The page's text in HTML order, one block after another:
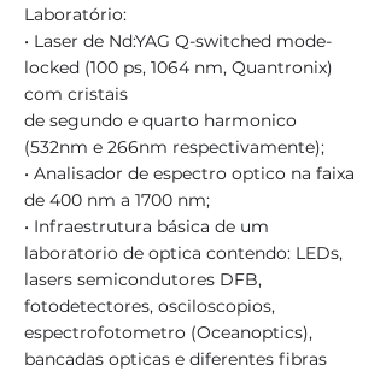
Laboratório:
• Laser de Nd:YAG Q-switched mode-
locked (100 ps, 1064 nm, Quantronix)
com cristais
de segundo e quarto harmonico
(532nm e 266nm respectivamente);
• Analisador de espectro optico na faixa
de 400 nm a 1700 nm;
• Infraestrutura básica de um
laboratorio de optica contendo: LEDs,
lasers semicondutores DFB,
fotodetectores, osciloscopios,
espectrofotometro (Oceanoptics),
bancadas opticas e diferentes fibras